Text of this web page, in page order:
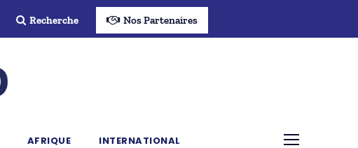
Recherche Nos Partenaires
AFRIQUE INTERNATIONAL